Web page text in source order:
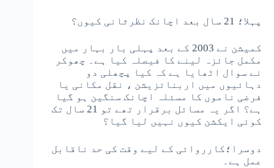
پہلا؛ 21 سال بعد اچانک نظرثانی کیوں؟
کمیشن نے 2003 کے بعد پہلی بار بہار میں
مکمل جائزہ لینے کا فیصلہ کیا ہے۔ چھوکر
نے سوال اٹھایا ہے کہ کیا پچھلی دو
دہائیوں میں اربنائزیشن ، نقل مکانی یا
فرضی ناموں کا مسئلہ اچانک سنگین ہو گیا
ہے؟ اگر یہ مسائل برقرار تھے تو 21 سال تک
کوئی ایکشن کیوں نہیں لیا گیا؟
دوسرا؛کارروائی کے لیے وقت کی حد ناقابل
عمل ہے۔